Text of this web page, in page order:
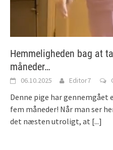
Hemmeligheden bag at
måneder…
06.10.2025 Editor7
Denne pige har
fem måneder! Når man ser
det næsten utroligt, at [...]